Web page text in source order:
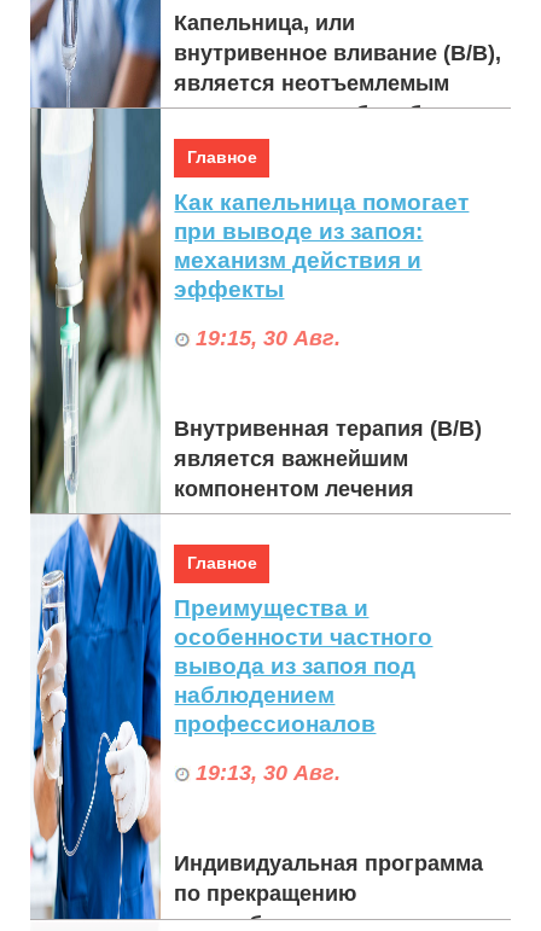
Капельница, или
внутривенное вливание (В/В),
является неотъемлемым
инструментом в борьбе с
запоем, предлагая
существенную поддержку
людям, проход...
Главное
Как капельница помогает
при выводе из запоя:
механизм действия и
эффекты
19:15, 30 Авг.
Внутривенная терапия (В/В)
является важнейшим
компонентом лечения
синдрома отмены,
обеспечивая необходимую
поддержку на этом сложном
этапе. Приме...
Главное
Преимущества и
особенности частного
вывода из запоя под
наблюдением
профессионалов
19:13, 30 Авг.
Индивидуальная программа
по прекращению
употребления алкоголя,